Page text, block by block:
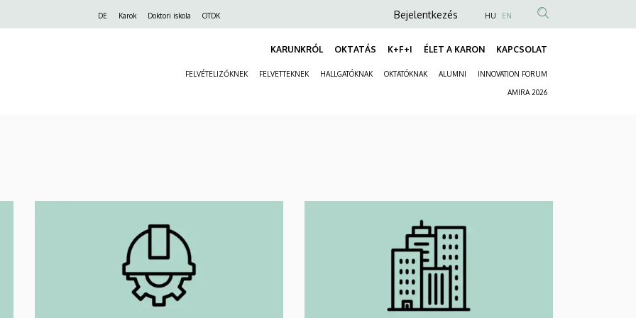
DE Karok Doktori iskola OTDK
Anonim
fiók
menüje
Bejelentkezés HU EN
KARUNKRÓL OKTATÁS K+F+I ÉLET A KARON KAPCSOLAT
FELVÉTELIZŐKNEK FELVETTEKNEK HALLGATÓKNAK OKTATÓKNAK ALUMNI INNOVATION FORUM
AMIRA 2026